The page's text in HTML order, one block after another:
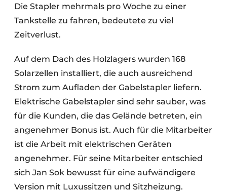
Die Stapler mehrmals pro Woche zu einer
Tankstelle zu fahren, bedeutete zu viel
Zeitverlust.
Auf dem Dach des Holzlagers wurden 168
Solarzellen installiert, die auch ausreichend
Strom zum Aufladen der Gabelstapler liefern.
Elektrische Gabelstapler sind sehr sauber, was
für die Kunden, die das Gelände betreten, ein
angenehmer Bonus ist. Auch für die Mitarbeiter
ist die Arbeit mit elektrischen Geräten
angenehmer. Für seine Mitarbeiter entschied
sich Jan Sok bewusst für eine aufwändigere
Version mit Luxussitzen und Sitzheizung.